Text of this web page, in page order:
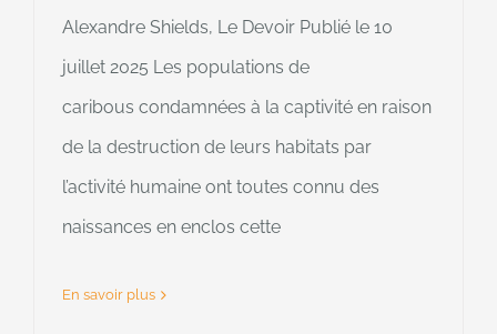
Alexandre Shields, Le Devoir Publié le 10
juillet 2025 Les populations de
caribous condamnées à la captivité en raison
de la destruction de leurs habitats par
l’activité humaine ont toutes connu des
naissances en enclos cette
En savoir plus